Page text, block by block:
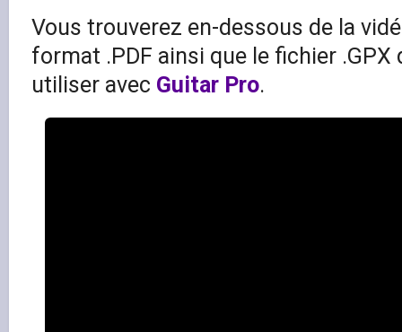
Vous trouverez en-dessous de la
format .PDF ainsi que le fichier .GPX
utiliser avec Guitar Pro.